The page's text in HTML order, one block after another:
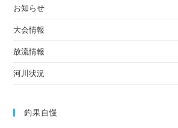
お知らせ
大会情報
放流情報
河川状況
釣果自慢